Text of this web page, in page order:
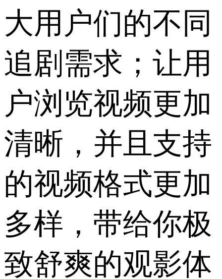
大用户们的不同
追剧需求；让用
户浏览视频更加
清晰，并且支持
的视频格式更加
多样，带给你极
致舒爽的观影体